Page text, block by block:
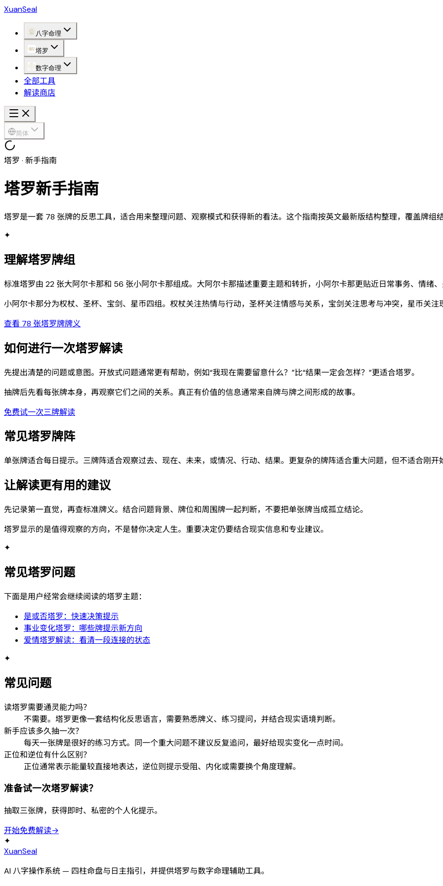
XuanSeal
八字命理
塔罗
数字命理
全部工具
解读商店
简体
塔罗 · 新手指南
塔罗新手指南
塔罗是一套 78 张牌的反思工具，适合用来整理问题、观察模式和获得新的看法。这个指南按英文最新版结构整理，覆盖牌组
✦
理解塔罗牌组
标准塔罗由 22 张大阿尔卡那和 56 张小阿尔卡那组成。大阿尔卡那描述重要主题和转折，小阿尔卡那更贴近日常事务、情绪、
小阿尔卡那分为权杖、圣杯、宝剑、星币四组。权杖关注热情与行动，圣杯关注情感与关系，宝剑关注思考与冲突，星币关注
查看 78 张塔罗牌牌义
如何进行一次塔罗解读
先提出清楚的问题或意图。开放式问题通常更有帮助，例如“我现在需要留意什么？”比“结果一定会怎样？”更适合塔罗。
抽牌后先看每张牌本身，再观察它们之间的关系。真正有价值的信息通常来自牌与牌之间形成的故事。
免费试一次三牌解读
常见塔罗牌阵
单张牌适合每日提示。三牌阵适合观察过去、现在、未来，或情况、行动、结果。更复杂的牌阵适合重大问题，但不适合刚开
让解读更有用的建议
先记录第一直觉，再查标准牌义。结合问题背景、牌位和周围牌一起判断，不要把单张牌当成孤立结论。
塔罗显示的是值得观察的方向，不是替你决定人生。重要决定仍要结合现实信息和专业建议。
✦
常见塔罗问题
下面是用户经常会继续阅读的塔罗主题：
是或否塔罗：快速决策提示
事业变化塔罗：哪些牌提示新方向
爱情塔罗解读：看清一段连接的状态
✦
常见问题
读塔罗需要通灵能力吗？
不需要。塔罗更像一套结构化反思语言，需要熟悉牌义、练习提问，并结合现实语境判断。
新手应该多久抽一次？
每天一张牌是很好的练习方式。同一个重大问题不建议反复追问，最好给现实变化一点时间。
正位和逆位有什么区别？
正位通常表示能量较直接地表达，逆位则提示受阻、内化或需要换个角度理解。
准备试一次塔罗解读？
抽取三张牌，获得即时、私密的个人化提示。
开始免费解读→
✦
XuanSeal
AI 八字操作系统 — 四柱命盘与日主指引，并提供塔罗与数字命理辅助工具。